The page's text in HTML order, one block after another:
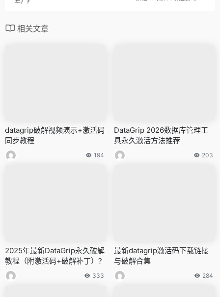
相关文章
datagrip破解视频演示+激活码
同步教程
194
DataGrip 2026数据库管理工
具永久激活方法推荐
203
2025年最新DataGrip永久破解
教程（附激活码+破解补丁）?
333
最新datagrip激活码下载链接
与破解合集
284